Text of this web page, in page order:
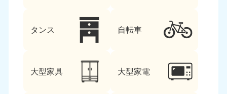
タンス 自転車
大型家具 大型家電